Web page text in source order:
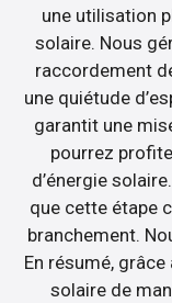
une utilisation
solaire. Nous
raccordement
une quiétude
garantit une
pourrez
d’énergie
que cette étape
branchement.
En résumé,
solaire de